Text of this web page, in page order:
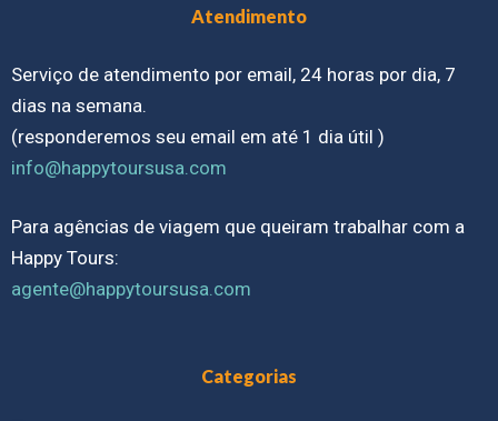
Atendimento
Serviço de atendimento por email, 24 horas por dia, 7
dias na semana.
(responderemos seu email em até 1 dia útil )
info@happytoursusa.com
Para agências de viagem que queiram trabalhar com a
Happy Tours:
agente@happytoursusa.com
Categorias